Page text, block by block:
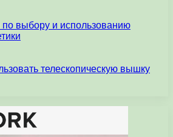
выбору и использованию
телескопическую вышку